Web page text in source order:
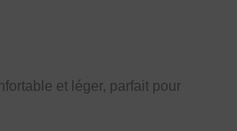
et léger, parfait pour